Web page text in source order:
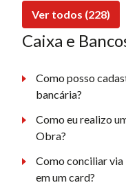
Ver todos (228)
Caixa e
Como posso
bancária?
Como eu realizo
Obra?
Como conciliar
em um card?